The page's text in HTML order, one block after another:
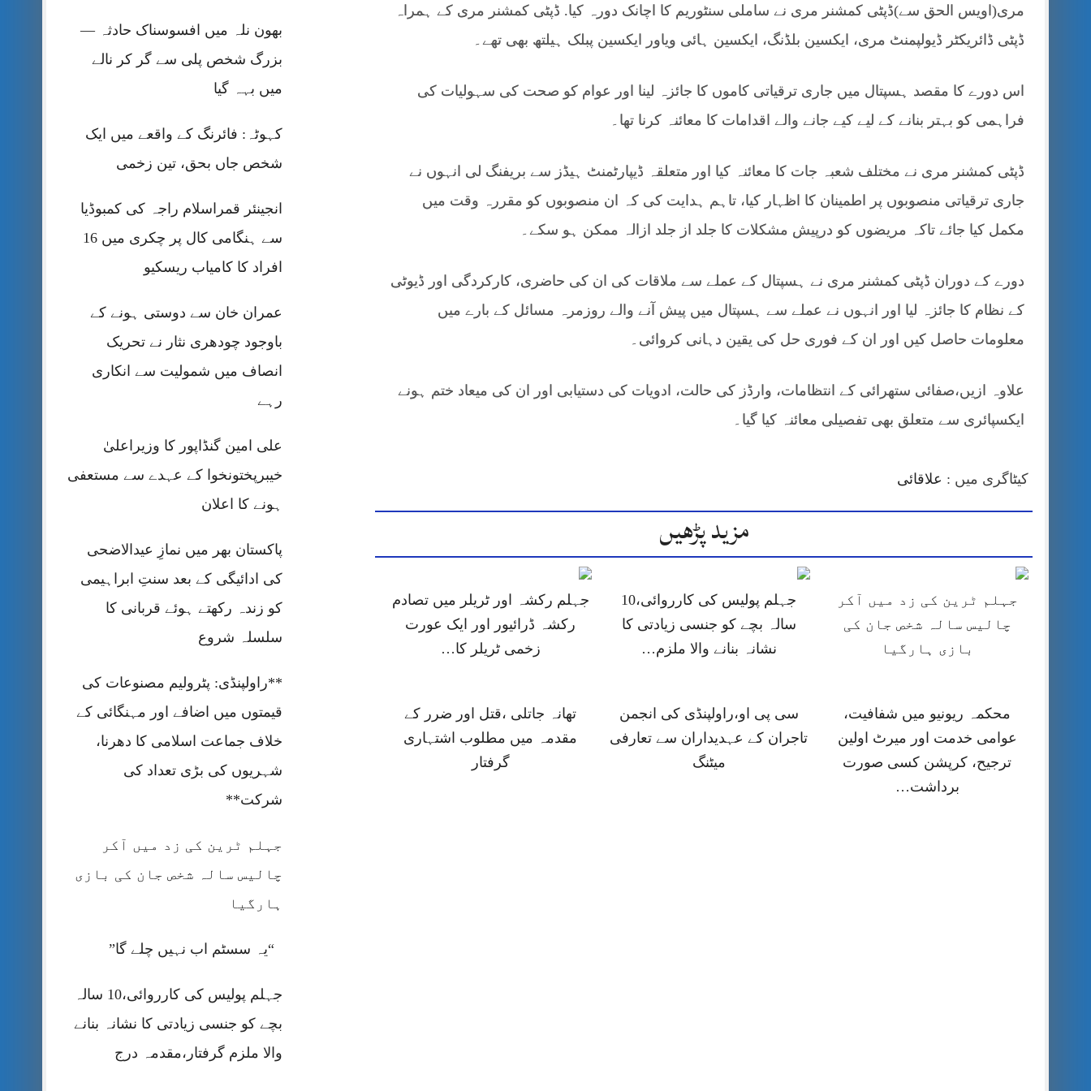
بھون نلہ میں افسوسناک حادثہ —
بزرگ شخص پلی سے گر کر نالے
میں بہہ گیا
کہوٹہ: فائرنگ کے واقعے میں ایک
شخص جاں بحق، تین زخمی
انجینئر قمراسلام راجہ کی کمبوڈیا
سے ہنگامی کال پر چکری میں 16
افراد کا کامیاب ریسکیو
عمران خان سے دوستی ہونے کے
باوجود چودھری نثار نے تحریک
انصاف میں شمولیت سے انکاری
رہے
علی امین گنڈاپور کا وزیراعلیٰ
خیبرپختونخوا کے عہدے سے مستعفی
ہونے کا اعلان
پاکستان بھر میں نمازِ عیدالاضحی
کی ادائیگی کے بعد سنتِ ابراہیمی
کو زندہ رکھتے ہوئے قربانی کا
سلسلہ شروع
**راولپنڈی: پٹرولیم مصنوعات کی
قیمتوں میں اضافے اور مہنگائی کے
خلاف جماعت اسلامی کا دھرنا،
شہریوں کی بڑی تعداد کی
شرکت**
جہلم ٹرین کی زد میں آکر
چالیس سالہ شخص جان کی بازی
ہارگیا
“یہ سسٹم اب نہیں چلے گا”
جہلم پولیس کی کارروائی،10 سالہ
بچے کو جنسی زیادتی کا نشانہ بنانے
والا ملزم گرفتار،مقدمہ درج
مری(اویس الحق سے)ڈپٹی کمشنر مری نے ساملی سنٹوریم کا اچانک دورہ کیا. ڈپٹی کمشنر مری کے ہمراہ
ڈپٹی ڈائریکٹر ڈیولپمنٹ مری، ایکسین بلڈنگ، ایکسین ہائی ویاور ایکسین پبلک ہیلتھ بھی تھے۔
اس دورے کا مقصد ہسپتال میں جاری ترقیاتی کاموں کا جائزہ لینا اور عوام کو صحت کی سہولیات کی
فراہمی کو بہتر بنانے کے لیے کیے جانے والے اقدامات کا معائنہ کرنا تھا۔
ڈپٹی کمشنر مری نے مختلف شعبہ جات کا معائنہ کیا اور متعلقہ ڈیپارٹمنٹ ہیڈز سے بریفنگ لی انہوں نے
جاری ترقیاتی منصوبوں پر اطمینان کا اظہار کیا، تاہم ہدایت کی کہ ان منصوبوں کو مقررہ وقت میں
مکمل کیا جائے تاکہ مریضوں کو درپیش مشکلات کا جلد از جلد ازالہ ممکن ہو سکے۔
دورے کے دوران ڈپٹی کمشنر مری نے ہسپتال کے عملے سے ملاقات کی ان کی حاضری، کارکردگی اور ڈیوٹی
کے نظام کا جائزہ لیا اور انہوں نے عملے سے ہسپتال میں پیش آنے والے روزمرہ مسائل کے بارے میں
معلومات حاصل کیں اور ان کے فوری حل کی یقین دہانی کروائی۔
علاوہ ازیں،صفائی ستھرائی کے انتظامات، وارڈز کی حالت، ادویات کی دستیابی اور ان کی میعاد ختم ہونے
ایکسپائری سے متعلق بھی تفصیلی معائنہ کیا گیا۔
کیٹاگری میں : علاقائی
مزید پڑھیں
جہلم ٹرین کی زد میں آکر
چالیس سالہ شخص جان کی
بازی ہارگیا
جہلم پولیس کی کارروائی،10
سالہ بچے کو جنسی زیادتی کا
نشانہ بنانے والا ملزم…
جہلم رکشہ اور ٹریلر میں تصادم
رکشہ ڈرائیور اور ایک عورت
زخمی ٹریلر کا…
محکمہ ریونیو میں شفافیت،
عوامی خدمت اور میرٹ اولین
ترجیح، کرپشن کسی صورت
برداشت…
سی پی او،راولپنڈی کی انجمن
تاجران کے عہدیداران سے تعارفی
میٹنگ
تھانہ جاتلی ،قتل اور ضرر کے
مقدمہ میں مطلوب اشتہاری
گرفتار